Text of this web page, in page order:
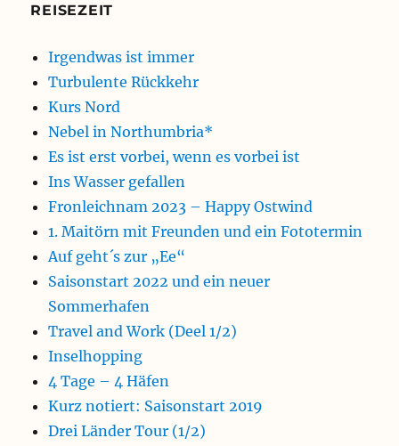
REISEZEIT
Irgendwas ist immer
Turbulente Rückkehr
Kurs Nord
Nebel in Northumbria*
Es ist erst vorbei, wenn es vorbei ist
Ins Wasser gefallen
Fronleichnam 2023 – Happy Ostwind
1. Maitörn mit Freunden und ein Fototermin
Auf geht´s zur „Ee“
Saisonstart 2022 und ein neuer
Sommerhafen
Travel and Work (Deel 1/2)
Inselhopping
4 Tage – 4 Häfen
Kurz notiert: Saisonstart 2019
Drei Länder Tour (1/2)